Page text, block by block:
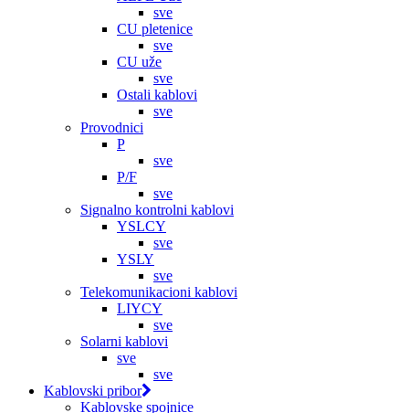
sve
CU pletenice
sve
CU uže
sve
Ostali kablovi
sve
Provodnici
P
sve
P/F
sve
Signalno kontrolni kablovi
YSLCY
sve
YSLY
sve
Telekomunikacioni kablovi
LIYCY
sve
Solarni kablovi
sve
sve
Kablovski pribor
Kablovske spojnice